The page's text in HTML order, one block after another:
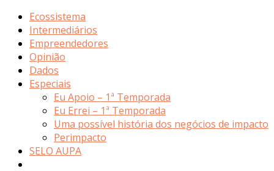
Ecossistema
Intermediários
Empreendedores
Opinião
Dados
Especiais
Eu Apoio – 1ª Temporada
Eu Errei – 1ª Temporada
Uma possível história dos negócios de impacto
Perimpacto
SELO AUPA